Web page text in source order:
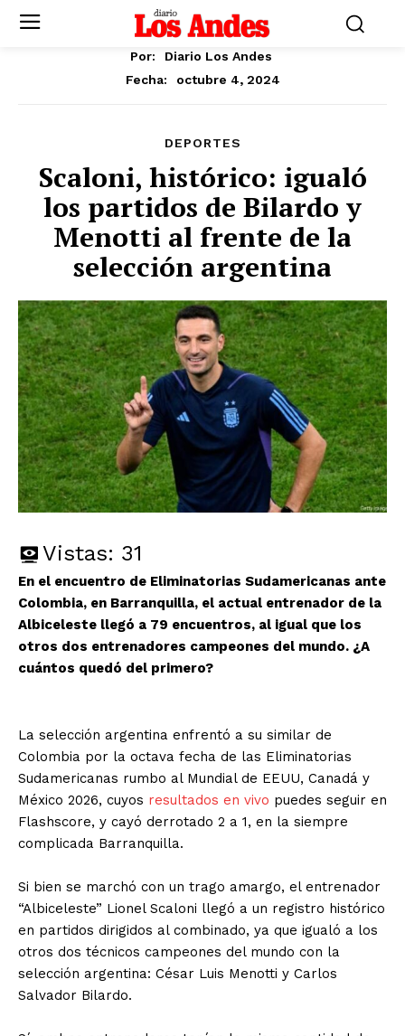
Por:
Diario Los Andes
Fecha:
octubre 4, 2024
DEPORTES
Scaloni, histórico: igualó
los partidos de Bilardo y
Menotti al frente de la
selección argentina
Vistas: 31
En el encuentro de Eliminatorias Sudamericanas ante
Colombia, en Barranquilla, el actual entrenador de la
Albiceleste llegó a 79 encuentros, al igual que los
otros dos entrenadores campeones del mundo. ¿A
cuántos quedó del primero?
La selección argentina enfrentó a su similar de
Colombia por la octava fecha de las Eliminatorias
Sudamericanas rumbo al Mundial de EEUU, Canadá y
México 2026, cuyos resultados en vivo puedes seguir en
Flashscore, y cayó derrotado 2 a 1, en la siempre
complicada Barranquilla.
Si bien se marchó con un trago amargo, el entrenador
“Albiceleste” Lionel Scaloni llegó a un registro histórico
en partidos dirigidos al combinado, ya que igualó a los
otros dos técnicos campeones del mundo con la
selección argentina: César Luis Menotti y Carlos
Salvador Bilardo.